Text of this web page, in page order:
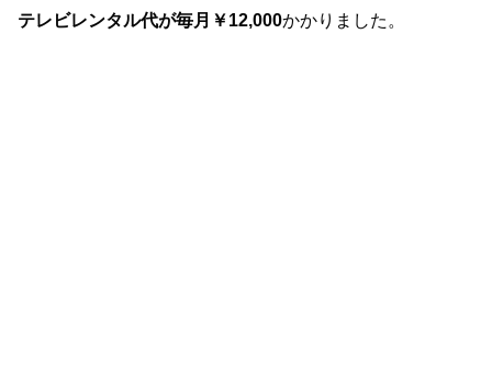
テレビレンタル代が毎月￥12,000かかりました。